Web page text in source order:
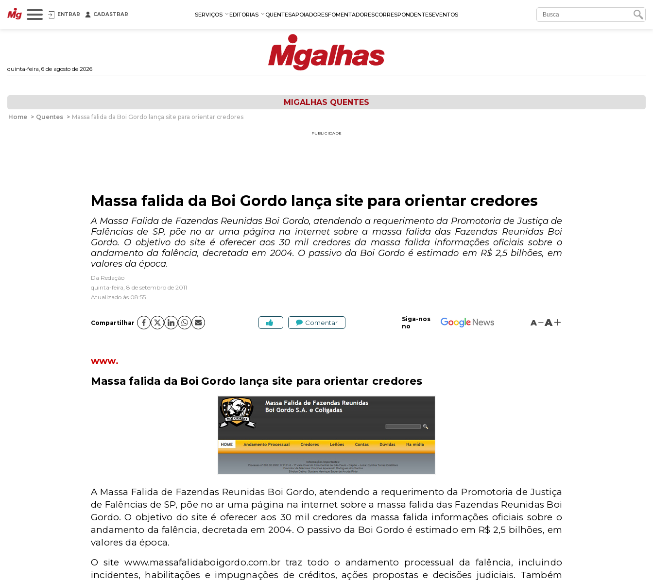
ENTRAR CADASTRAR SERVIÇOS EDITORIAS QUENTESAPOIADORESFOMENTADORESCORRESPONDENTESEVENTOS
quinta-feira, 6 de agosto de 2026
MIGALHAS QUENTES
Home > Quentes > Massa falida da Boi Gordo lança site para orientar credores
PUBLICIDADE
Massa falida da Boi Gordo lança site para orientar credores
A Massa Falida de Fazendas Reunidas Boi Gordo, atendendo a requerimento da Promotoria de Justiça de
Falências de SP, põe no ar uma página na internet sobre a massa falida das Fazendas Reunidas Boi
Gordo. O objetivo do site é oferecer aos 30 mil credores da massa falida informações oficiais sobre o
andamento da falência, decretada em 2004. O passivo da Boi Gordo é estimado em R$ 2,5 bilhões, em
valores da época.
Da Redação
quinta-feira, 8 de setembro de 2011
Atualizado às 08:55
Compartilhar Comentar
Siga-nos
no
A A
www.
Massa falida da Boi Gordo lança site para orientar credores
A Massa Falida de Fazendas Reunidas Boi Gordo, atendendo a requerimento da Promotoria de Justiça
de Falências de SP, põe no ar uma página na internet sobre a massa falida das Fazendas Reunidas Boi
Gordo. O objetivo do site é oferecer aos 30 mil credores da massa falida informações oficiais sobre o
andamento da falência, decretada em 2004. O passivo da Boi Gordo é estimado em R$ 2,5 bilhões, em
valores da época.
O site www.massafalidaboigordo.com.br traz todo o andamento processual da falência, incluindo
incidentes, habilitações e impugnações de créditos, ações propostas e decisões judiciais. Também